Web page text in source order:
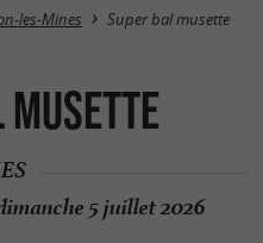
les-Mines Super bal musette
musette
5 juillet 2026